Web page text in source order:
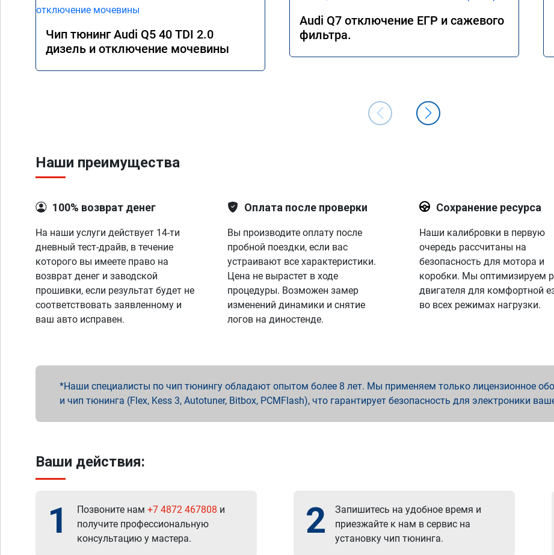
Чип тюнинг Audi Q5 40 TDI 2.0
дизель и отключение мочевины
Audi Q7 отключение ЕГР и сажевого
фильтра.
Наши преимущества
100% возврат денег
На наши услуги действует 14-ти
дневный тест-драйв, в течение
которого вы имеете право на
возврат денег и заводской
прошивки, если результат будет не
соответствовать заявленному и
ваш авто исправен.
Оплата после проверки
Вы производите оплату после
пробной поездки, если вас
устраивают все характеристики.
Цена не вырастет в ходе
процедуры. Возможен замер
изменений динамики и снятие
логов на диностенде.
Сохранение ресурса
Наши калибровки в первую
очередь рассчитаны на
безопасность для мотора и
коробки. Мы оптимизируем
двигателя для комфортной
во всех режимах нагрузки.
Наши специалисты по чип тюнингу обладают опытом более 8 лет. Мы применяем только лицензионное
и чип тюнинга (Flex, Kess 3, Autotuner, Bitbox, PCMFlash), что гарантирует безопасность для электроники
Ваши действия:
1 Позвоните нам +7 4872 467808 и
получите профессиональную
консультацию у мастера.
2
Запишитесь на удобное время и
приезжайте к нам в сервис на
установку чип тюнинга.